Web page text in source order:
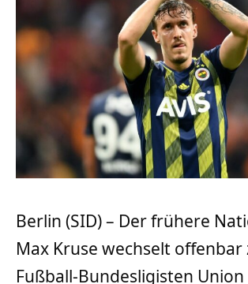
Berlin (SID) – Der frühere
Max Kruse wechselt offenbar
Fußball-Bundesligisten Union